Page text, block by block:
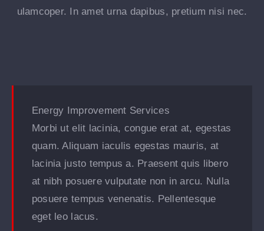
ulamcoper. In amet urna dapibus, pretium nisi nec.
Energy Improvement Services
Morbi ut elit lacinia, congue erat at, egestas
quam. Aliquam iaculis egestas mauris, at
lacinia justo tempus a. Praesent quis libero
at nibh posuere vulputate non in arcu. Nulla
posuere tempus venenatis. Pellentesque
eget leo lacus.